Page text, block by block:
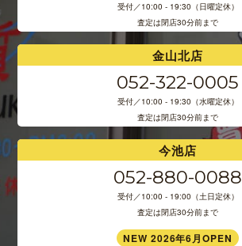
受付／10:00 - 19:30（日曜定休）
査定は閉店30分前まで
金山北店
052-322-0005
受付／10:00 - 19:30（水曜定休）
査定は閉店30分前まで
今池店
052-880-0088
受付／10:00 - 19:00（土日定休）
査定は閉店30分前まで
NEW 2026年6月OPEN